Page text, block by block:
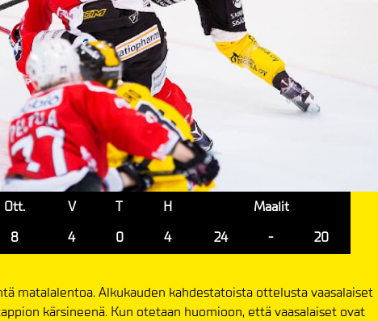
Ott. V T H
Maalit
8 4 0 4 24 - 20
matalalentoa. Alkukauden kahdestatoista ottelusta vaasalaiset
kärsineenä. Kun otetaan huomioon, että vaasalaiset ovat